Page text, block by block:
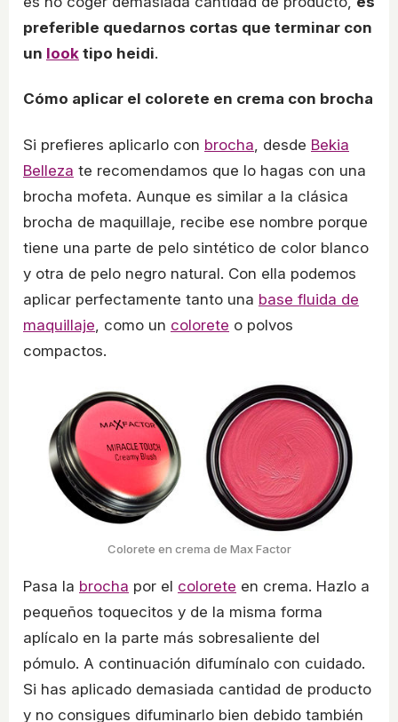
preferible quedarnos cortas que terminar con
un look tipo heidi.
Cómo aplicar el colorete en crema con brocha
Si prefieres aplicarlo con brocha, desde Bekia
Belleza te recomendamos que lo hagas con una
brocha mofeta. Aunque es similar a la clásica
brocha de maquillaje, recibe ese nombre porque
tiene una parte de pelo sintético de color blanco
y otra de pelo negro natural. Con ella podemos
aplicar perfectamente tanto una base fluida de
maquillaje, como un colorete o polvos
compactos.
Colorete en crema de Max Factor
Pasa la brocha por el colorete en crema. Hazlo a
pequeños toquecitos y de la misma forma
aplícalo en la parte más sobresaliente del
pómulo. A continuación difumínalo con cuidado.
Si has aplicado demasiada cantidad de producto
y no consigues difuminarlo bien debido también